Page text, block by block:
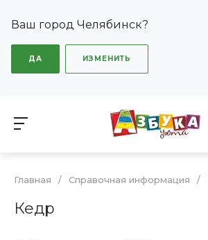
Ваш город Челябинск?
ДА ИЗМЕНИТЬ
Главная / Справочная информация /
Кедр